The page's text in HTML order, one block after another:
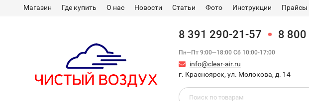
Магазин Где купить О нас Новости Статьи Фото Инструкции Прайсы
8 391 290-21-57 8
Пн—Пт 9:00—18:00 Сб 10:00-17:00
info@clear-air.ru
г. Красноярск, ул. Молокова, д. 14